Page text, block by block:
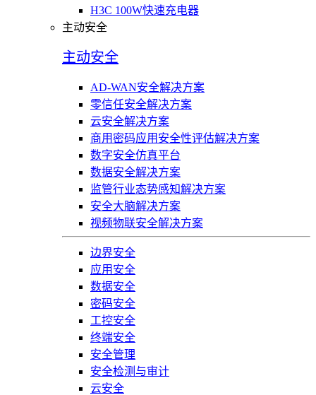
H3C 100W快速充电器
主动安全
主动安全
AD-WAN安全解决方案
零信任安全解决方案
云安全解决方案
商用密码应用安全性评估解决方案
数字安全仿真平台
数据安全解决方案
监管行业态势感知解决方案
安全大脑解决方案
视频物联安全解决方案
边界安全
应用安全
数据安全
密码安全
工控安全
终端安全
安全管理
安全检测与审计
云安全